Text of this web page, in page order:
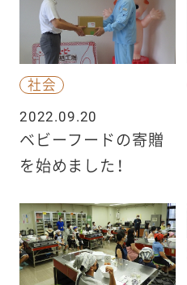
社会
2022.09.20
ベビーフードの寄贈
を始めました！